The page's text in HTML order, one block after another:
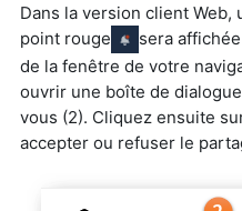
Dans la version client Web,
point rouge
sera
de la fenêtre de votre
ouvrir une boîte de
vous (2). Cliquez ensuite
accepter ou refuser le